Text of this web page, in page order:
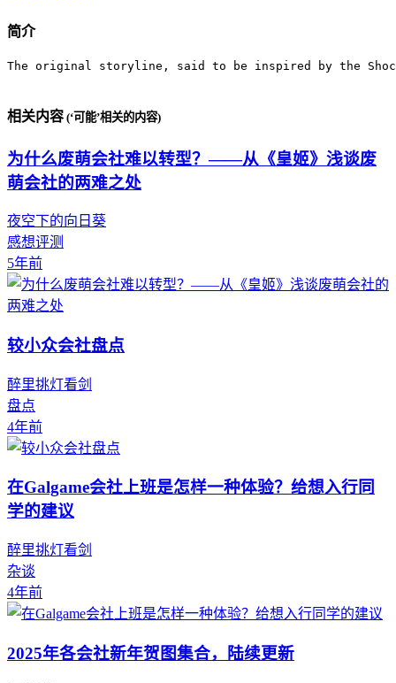
简介
The original storyline, said to be inspired by the
相关内容 (‘可能’相关的内容)
为什么废萌会社难以转型？——从《皇姬》浅谈废
萌会社的两难之处
夜空下的向日葵
感想评测
5年前
较小众会社盘点
醉里挑灯看剑
盘点
4年前
在Galgame会社上班是怎样一种体验？给想入行同
学的建议
醉里挑灯看剑
杂谈
4年前
2025年各会社新年贺图集合，陆续更新